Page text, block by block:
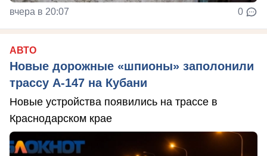
вчера в 20:07 0
АВТО
Новые дорожные «шпионы» заполонили
трассу А-147 на Кубани
Новые устройства появились на трассе в
Краснодарском крае